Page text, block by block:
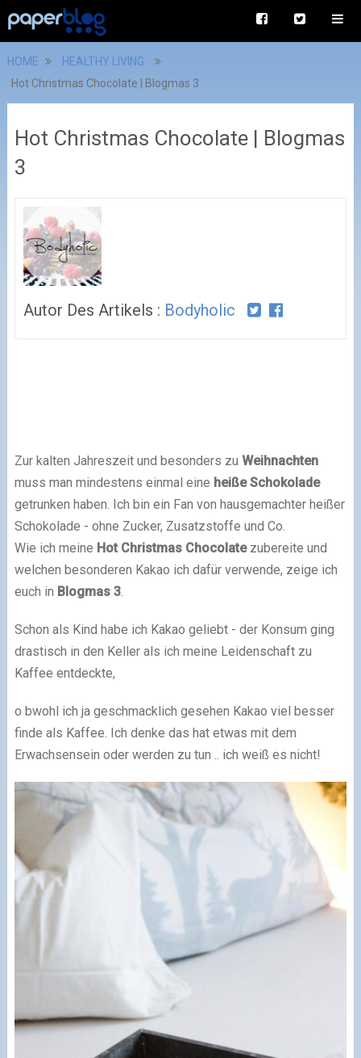
HOME
HEALTHY LIVING
Hot Christmas Chocolate | Blogmas 3
Hot Christmas Chocolate | Blogmas
3
Autor Des Artikels : Bodyholic
Zur kalten Jahreszeit und besonders zu Weihnachten
muss man mindestens einmal eine heiße Schokolade
getrunken haben. Ich bin ein Fan von hausgemachter heißer
Schokolade - ohne Zucker, Zusatzstoffe und Co.
Wie ich meine Hot Christmas Chocolatezubereite und
welchen besonderen Kakao ich dafür verwende, zeige ich
euch in Blogmas 3.
Schon als Kind habe ich Kakao geliebt - der Konsum ging
drastisch in den Keller als ich meine Leidenschaft zu
Kaffee entdeckte,
o bwohl ich ja geschmacklich gesehen Kakao viel besser
finde als Kaffee. Ich denke das hat etwas mit dem
Erwachsensein oder werden zu tun .. ich weiß es nicht!